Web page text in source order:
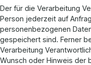
Der für die Verarbeitung
Person jederzeit auf
personenbezogenen
gespeichert sind. Ferner
Verarbeitung
Wunsch oder Hinweis der